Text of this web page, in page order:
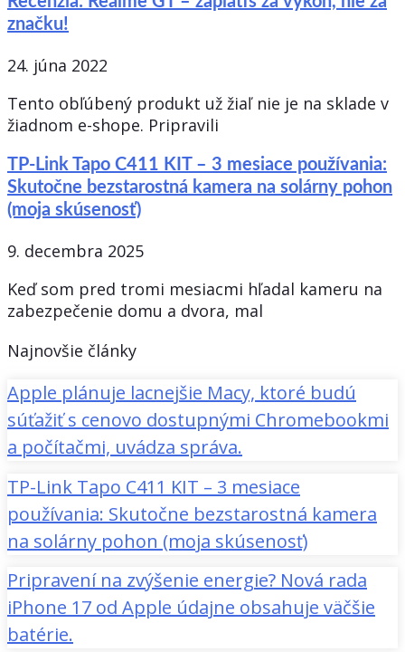
značku!
24. júna 2022
Tento obľúbený produkt už žiaľ nie je na sklade v
žiadnom e-shope. Pripravili
TP-Link Tapo C411 KIT – 3 mesiace používania:
Skutočne bezstarostná kamera na solárny pohon
(moja skúsenosť)
9. decembra 2025
Keď som pred tromi mesiacmi hľadal kameru na
zabezpečenie domu a dvora, mal
Najnovšie články
Apple plánuje lacnejšie Macy, ktoré budú
súťažiť s cenovo dostupnými Chromebookmi
a počítačmi, uvádza správa.
TP-Link Tapo C411 KIT – 3 mesiace
používania: Skutočne bezstarostná kamera
na solárny pohon (moja skúsenosť)
Pripravení na zvýšenie energie? Nová rada
iPhone 17 od Apple údajne obsahuje väčšie
batérie.